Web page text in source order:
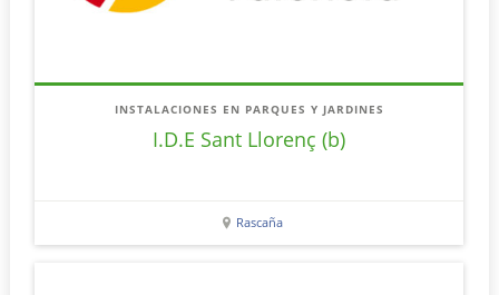
INSTALACIONES EN PARQUES Y JARDINES
I.D.E Sant Llorenç (b)
Rascaña